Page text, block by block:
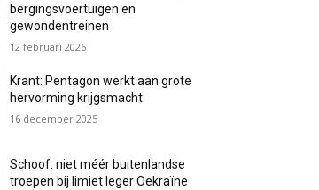
bergingsvoertuigen en
gewondentreinen
12 februari 2026
Krant: Pentagon werkt aan grote
hervorming krijgsmacht
16 december 2025
Schoof: niet méér buitenlandse
troepen bij limiet leger Oekraïne